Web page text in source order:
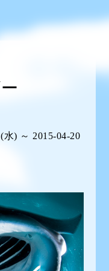
水) ～ 2015-04-20